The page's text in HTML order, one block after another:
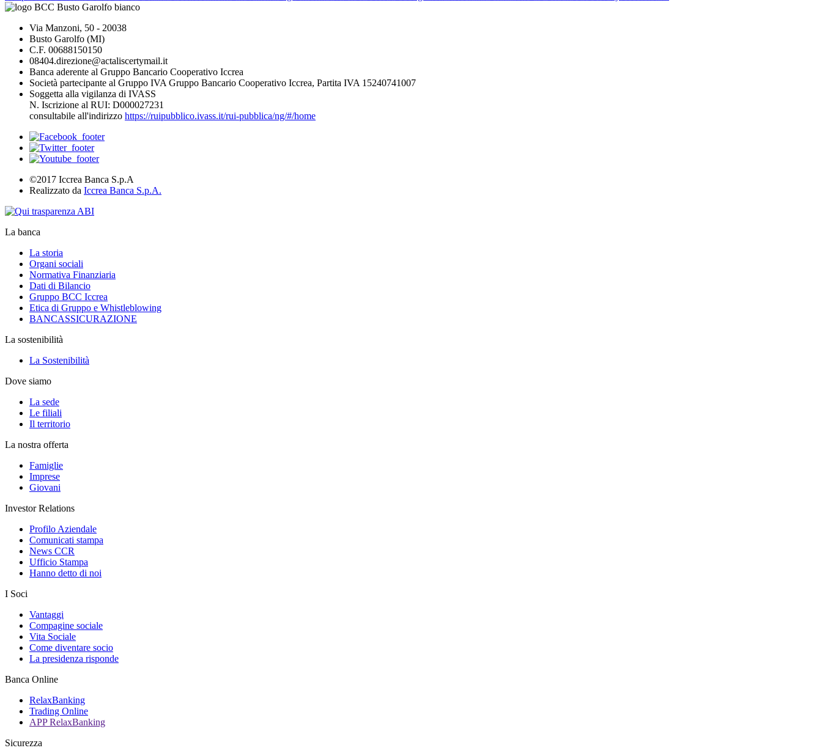
Via Manzoni, 50 - 20038
Busto Garolfo (MI)
C.F. 00688150150
08404.direzione@actaliscertymail.it
Banca aderente al Gruppo Bancario Cooperativo Iccrea
Società partecipante al Gruppo IVA Gruppo Bancario Cooperativo Iccrea, Partita IVA 15240741007
Soggetta alla vigilanza di IVASS
N. Iscrizione al RUI: D000027231
consultabile all'indirizzo https://ruipubblico.ivass.it/rui-pubblica/ng/#/home
©2017 Iccrea Banca S.p.A
Realizzato da Iccrea Banca S.p.A.
La banca
La storia
Organi sociali
Normativa Finanziaria
Dati di Bilancio
Gruppo BCC Iccrea
Etica di Gruppo e Whistleblowing
BANCASSICURAZIONE
La sostenibilità
La Sostenibilità
Dove siamo
La sede
Le filiali
Il territorio
La nostra offerta
Famiglie
Imprese
Giovani
Investor Relations
Profilo Aziendale
Comunicati stampa
News CCR
Ufficio Stampa
Hanno detto di noi
I Soci
Vantaggi
Compagine sociale
Vita Sociale
Come diventare socio
La presidenza risponde
Banca Online
RelaxBanking
Trading Online
APP RelaxBanking
Sicurezza